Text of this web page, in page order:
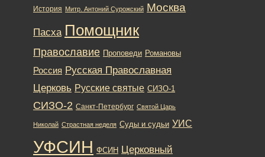
История Митр. Антоний Сурожский Москва
Пасха Помощник
Православие Проповеди Романовы
Россия Русская Православная
Церковь Русские святые СИЗО-1
СИЗО-2 Санкт-Петербург Святой Царь
Николай Страстная неделя Суды и судьи УИС
УФСИН ФСИН Церковный